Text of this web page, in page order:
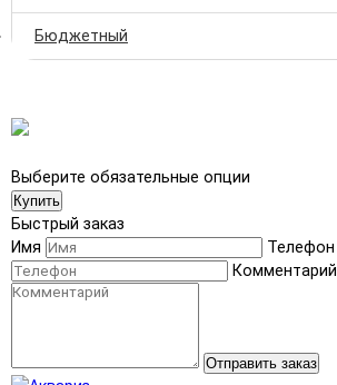
Бюджетный
Выберите обязательные опции
Купить
Быстрый заказ
Имя
Телефон
Комментарий
Отправить заказ